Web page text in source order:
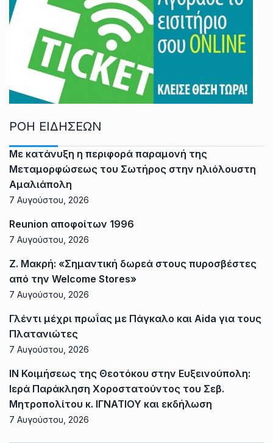
ΡΟΗ ΕΙΔΗΣΕΩΝ
Με κατάνυξη η περιφορά παραμονή της
Μεταμορφώσεως του Σωτήρος στην ηλιόλουστη
Αμαλιάπολη
7 Αυγούστου, 2026
Reunion αποφοίτων 1996
7 Αυγούστου, 2026
Ζ. Μακρή: «Σημαντική δωρεά στους πυροσβέστες
από την Welcome Stores»
7 Αυγούστου, 2026
Γλέντι μέχρι πρωΐας με Πάγκαλο και Aida για τους
Πλατανιώτες
7 Αυγούστου, 2026
ΙΝ Κοιμήσεως της Θεοτόκου στην Ευξεινούπολη:
Ιερά Παράκληση Χοροστατούντος του Σεβ.
Μητροπολίτου κ. ΙΓΝΑΤΙΟΥ και εκδήλωση
7 Αυγούστου, 2026